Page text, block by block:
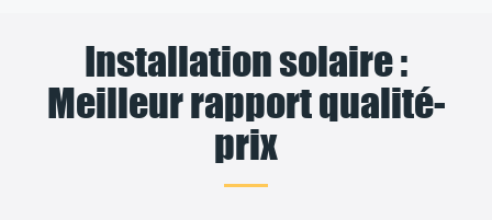
Installation solaire :
Meilleur rapport qualité-
prix